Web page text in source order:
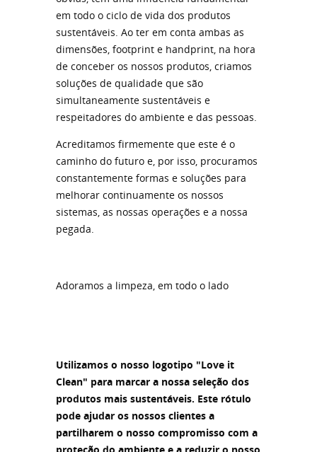
em todo o ciclo de vida dos produtos
sustentáveis. Ao ter em conta ambas as
dimensões, footprint e handprint, na hora
de conceber os nossos produtos, criamos
soluções de qualidade que são
simultaneamente sustentáveis e
respeitadores do ambiente e das pessoas.
Acreditamos firmemente que este é o
caminho do futuro e, por isso, procuramos
constantemente formas e soluções para
melhorar continuamente os nossos
sistemas, as nossas operações e a nossa
pegada.
Adoramos a limpeza, em todo o lado
Utilizamos o nosso logotipo "Love it
Clean" para marcar a nossa seleção dos
produtos mais sustentáveis. Este rótulo
pode ajudar os nossos clientes a
partilharem o nosso compromisso com a
proteção do ambiente e a reduzir o nosso